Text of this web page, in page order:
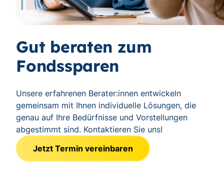
Gut beraten zum
Fondssparen
Unsere erfahrenen Berater:innen entwickeln
gemeinsam mit Ihnen individuelle Lösungen, die
genau auf Ihre Bedürfnisse und Vorstellungen
abgestimmt sind. Kontaktieren Sie uns!
Jetzt Termin vereinbaren